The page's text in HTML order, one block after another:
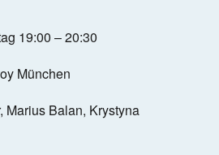
19:00 – 20:30
München
Marius Balan, Krystyna